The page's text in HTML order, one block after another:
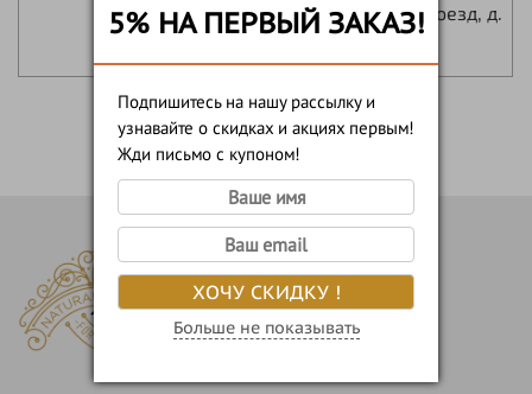
5% НА ПЕРВЫЙ ЗАКАЗ!
Подпишитесь на нашу рассылку и
узнавайте о скидках и акциях первым!
Жди письмо с купоном!
ХОЧУ СКИДКУ !
Больше не показывать
Волоколамский проезд, д.
10, стр. 1